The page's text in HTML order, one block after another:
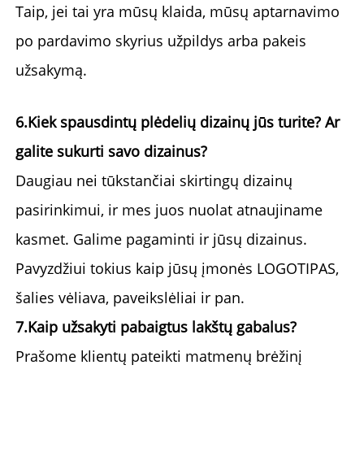
Taip, jei tai yra mūsų klaida, mūsų aptarnavimo
po pardavimo skyrius užpildys arba pakeis
užsakymą.
6.Kiek spausdintų plėdelių dizainų jūs turite? Ar
galite sukurti savo dizainus?
Daugiau nei tūkstančiai skirtingų dizainų
pasirinkimui, ir mes juos nuolat atnaujiname
kasmet. Galime pagaminti ir jūsų dizainus.
Pavyzdžiui tokius kaip jūsų įmonės LOGOTIPAS,
šalies vėliava, paveikslėliai ir pan.
7.Kaip užsakyti pabaigtus lakštų gabalus?
Prašome klientų pateikti matmenų brėžinį